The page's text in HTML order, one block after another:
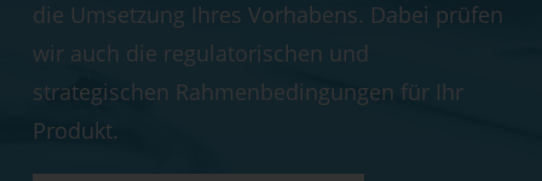
die Umsetzung Ihres Vorhabens. Dabei prüfen
wir auch die regulatorischen und
strategischen Rahmenbedingungen für Ihr
Produkt.